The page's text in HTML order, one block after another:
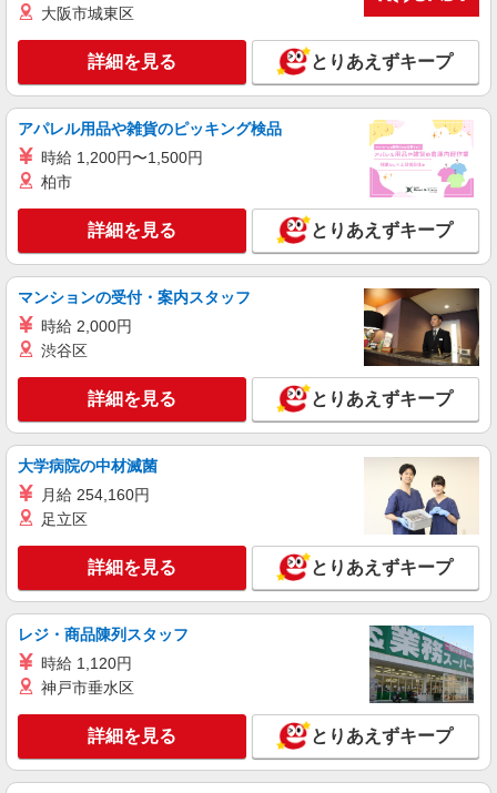
大阪市城東区
詳細を見る とりあえずキープ
アパレル用品や雑貨のピッキング検品
時給 1,200円〜1,500円
柏市
詳細を見る とりあえずキープ
マンションの受付・案内スタッフ
時給 2,000円
渋谷区
詳細を見る とりあえずキープ
大学病院の中材滅菌
月給 254,160円
足立区
詳細を見る とりあえずキープ
レジ・商品陳列スタッフ
時給 1,120円
神戸市垂水区
詳細を見る とりあえずキープ